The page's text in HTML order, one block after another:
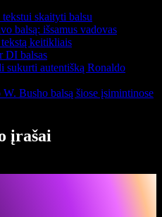
skaityti balsu
balsą: išsamus vadovas
keitikliais
DI balsas
sukurti autentišką Ronaldo
Busho balsą šiose įsimintinose
įrašai